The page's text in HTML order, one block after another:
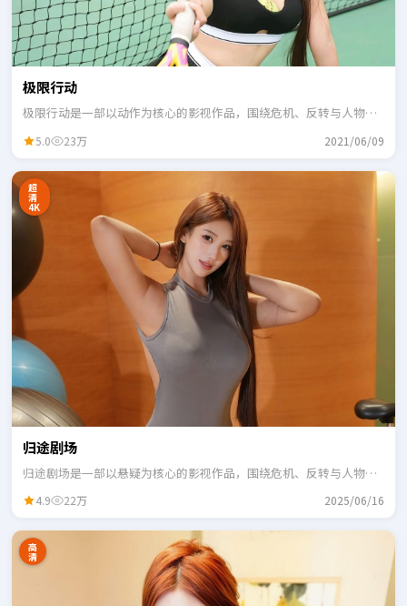
极限行动
极限行动是一部以动作为核心的影视作品，围绕危机、反转与人物成
5.0 23万 2021/06/09
超
清
4K
归途剧场
归途剧场是一部以悬疑为核心的影视作品，围绕危机、反转与人物成
4.9 22万 2025/06/16
高
清